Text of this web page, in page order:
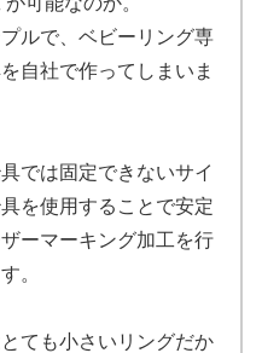
ルで、ベビーリング専
自社で作ってしまいま
では固定できないサイ
を使用することで安定
ーマーキング加工を行
。
ても小さいリングだか